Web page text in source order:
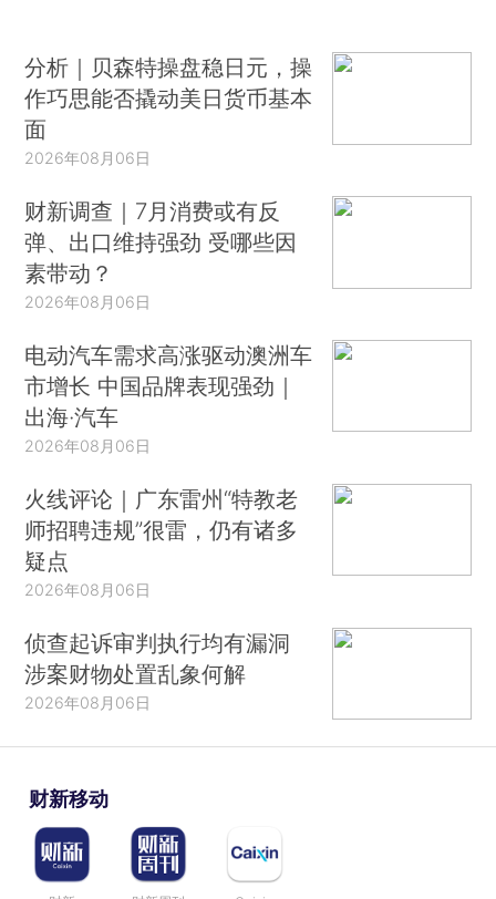
分析｜贝森特操盘稳日元，操
作巧思能否撬动美日货币基本
面
2026年08月06日
财新调查｜7月消费或有反
弹、出口维持强劲 受哪些因
素带动？
2026年08月06日
电动汽车需求高涨驱动澳洲车
市增长 中国品牌表现强劲｜
出海·汽车
2026年08月06日
火线评论｜广东雷州“特教老
师招聘违规”很雷，仍有诸多
疑点
2026年08月06日
侦查起诉审判执行均有漏洞
涉案财物处置乱象何解
2026年08月06日
财新移动